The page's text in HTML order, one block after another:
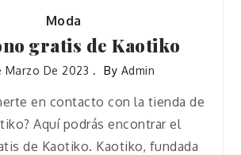
Moda
gratis de Kaotiko
Marzo De 2023 By Admin
en contacto con la tienda de
Aquí podrás encontrar el
de Kaotiko. Kaotiko, fundada